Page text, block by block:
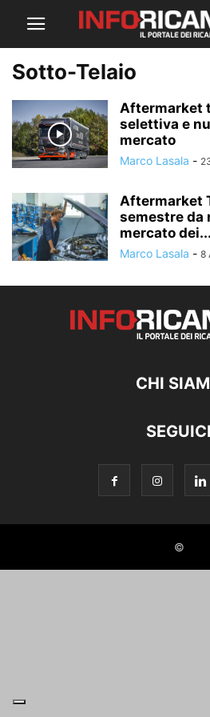
Sotto-Telaio
Aftermarket
selettiva e
mercato
Marco Lasala -
Aftermarket
semestre da
mercato dei...
Marco Lasala - 8
CHI
SEGUICI
©